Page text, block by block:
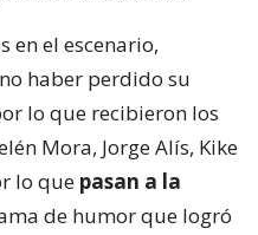
en el escenario,
haber perdido su
lo que recibieron los
Mora, Jorge Alís, Kike
lo que pasan a la
de humor que logró